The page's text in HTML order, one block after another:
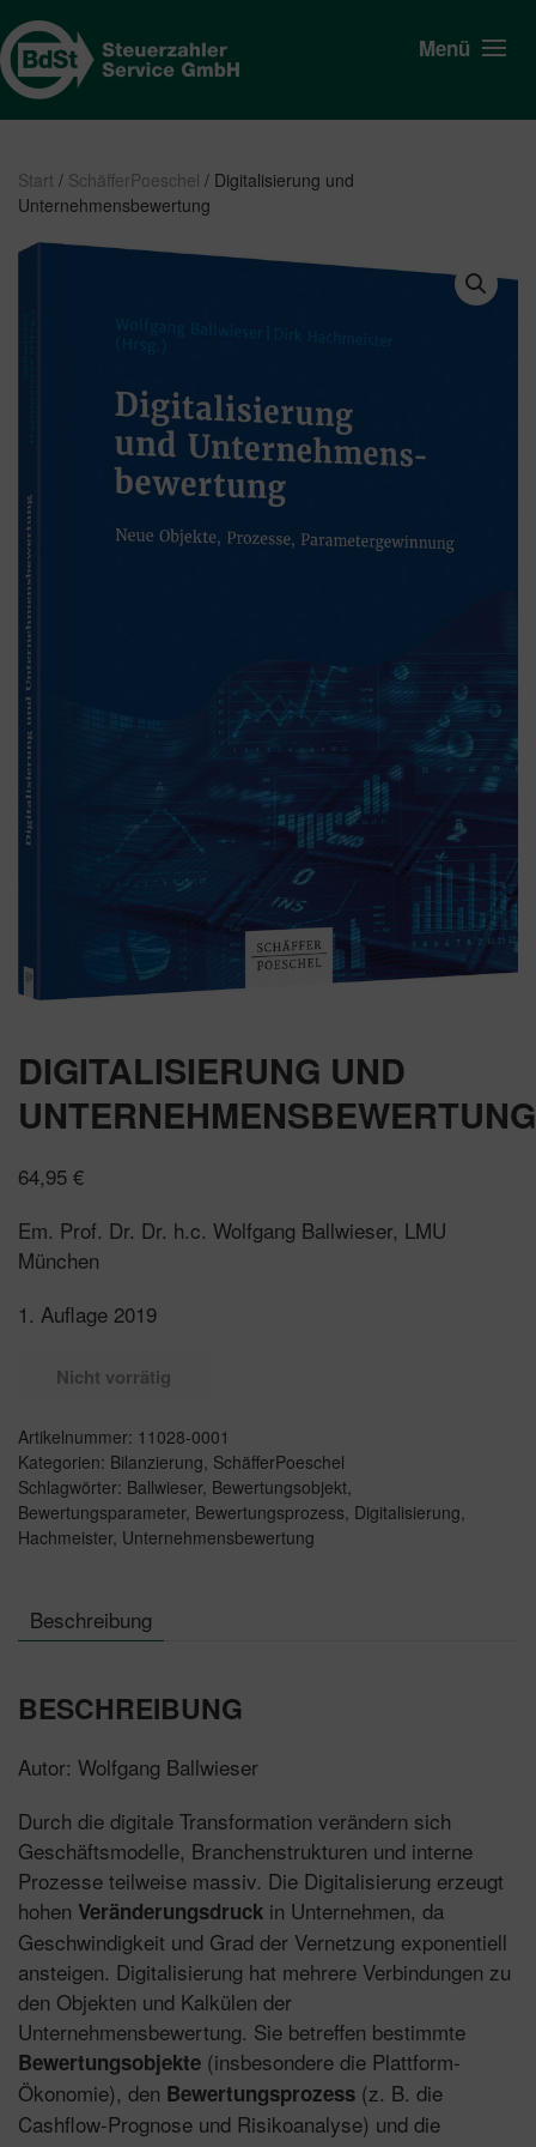
Menü
Start / SchäfferPoeschel / Digitalisierung und
Unternehmensbewertung
DIGITALISIERUNG UND
UNTERNEHMENSBEWERTUNG
64,95 €
Em. Prof. Dr. Dr. h.c. Wolfgang Ballwieser, LMU
München
1. Auflage 2019
Nicht vorrätig
Artikelnummer: 11028-0001
Kategorien: Bilanzierung, SchäfferPoeschel
Schlagwörter: Ballwieser, Bewertungsobjekt,
Bewertungsparameter, Bewertungsprozess, Digitalisierung,
Hachmeister, Unternehmensbewertung
Beschreibung
BESCHREIBUNG
Autor: Wolfgang Ballwieser
Durch die digitale Transformation verändern sich
Geschäftsmodelle, Branchenstrukturen und interne
Prozesse teilweise massiv. Die Digitalisierung erzeugt
hohen Veränderungsdruck in Unternehmen, da
Geschwindigkeit und Grad der Vernetzung exponentiell
ansteigen. Digitalisierung hat mehrere Verbindungen zu
den Objekten und Kalkülen der
Unternehmensbewertung. Sie betreffen bestimmte
Bewertungsobjekte (insbesondere die Plattform-
Ökonomie), den Bewertungsprozess (z. B. die
Cashflow-Prognose und Risikoanalyse) und die